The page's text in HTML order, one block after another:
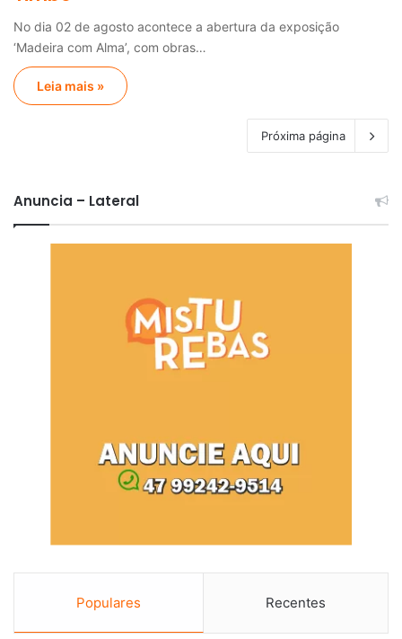
No dia 02 de agosto acontece a abertura da exposição
‘Madeira com Alma’, com obras…
Leia mais »
Próxima página
Anuncia – Lateral
Populares Recentes